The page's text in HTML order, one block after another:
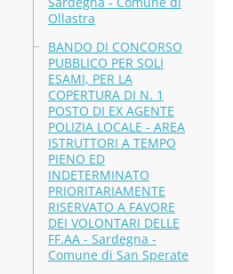
Ollastra
BANDO DI CONCORSO
PUBBLICO PER SOLI
ESAMI, PER LA
COPERTURA DI N. 1
POSTO DI EX AGENTE
POLIZIA LOCALE - AREA
ISTRUTTORI A TEMPO
PIENO ED
INDETERMINATO
PRIORITARIAMENTE
RISERVATO A FAVORE
DEI VOLONTARI DELLE
FF.AA - Sardegna -
Comune di San Sperate